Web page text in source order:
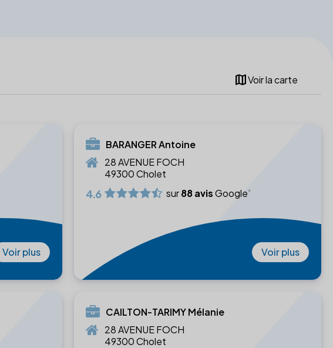
mapVoir la carte
Voir plus
BARANGER Antoine
28 AVENUE FOCH
49300 Cholet
4.6 sur88 avisGoogle
Voir plus
CAILTON-TARIMY Mélanie
28 AVENUE FOCH
49300 Cholet